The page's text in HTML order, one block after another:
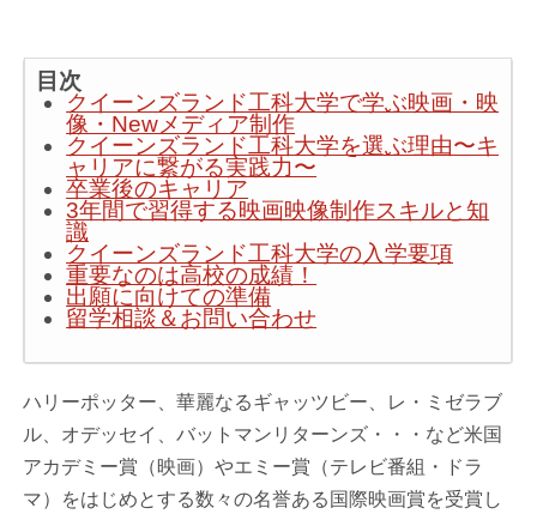
目次
クイーンズランド工科大学で学ぶ映画・映
像・Newメディア制作
クイーンズランド工科大学を選ぶ理由〜キ
ャリアに繋がる実践力〜
卒業後のキャリア
3年間で習得する映画映像制作スキルと知
識
クイーンズランド工科大学の入学要項
重要なのは高校の成績！
出願に向けての準備
留学相談＆お問い合わせ
ハリーポッター、華麗なるギャッツビー、レ・ミゼラブ
ル、オデッセイ、バットマンリターンズ・・・など米国
アカデミー賞（映画）やエミー賞（テレビ番組・ドラ
マ）をはじめとする数々の名誉ある国際映画賞を受賞し